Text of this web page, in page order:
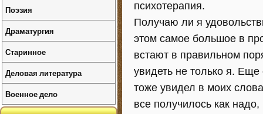
психотерапия.
Получаю ли я
этом самое большое в
встают в правильном
увидеть не только я.
тоже увидел в моих
все получилось как
Поэзия
Драматургия
Старинное
Деловая литература
Военное дело